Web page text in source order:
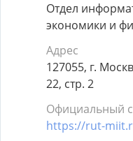
Отдел
экономики и
Адрес
127055, г.
22, стр. 2
Официальный
https://rut-